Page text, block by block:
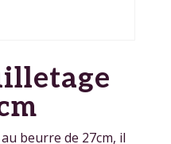
beurre de 27cm, il